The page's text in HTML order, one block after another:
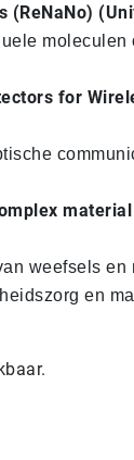
(ReNaNo)
moleculen
for
weefsels en
en